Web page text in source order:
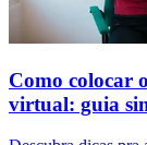
Como colocar
virtual: guia